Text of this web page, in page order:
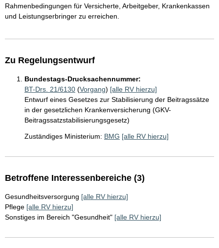
Rahmenbedingungen für Versicherte, Arbeitgeber, Krankenkassen
und Leistungserbringer zu erreichen.
Zu Regelungsentwurf
Bundestags-Drucksachennummer:
BT-Drs. 21/6130 (Vorgang) [alle RV hierzu]
Entwurf eines Gesetzes zur Stabilisierung der Beitragssätze
in der gesetzlichen Krankenversicherung (GKV-
Beitragssatzstabilisierungsgesetz)
Zuständiges Ministerium: BMG [alle RV hierzu]
Betroffene Interessenbereiche (3)
Gesundheitsversorgung [alle RV hierzu]
Pflege [alle RV hierzu]
Sonstiges im Bereich "Gesundheit" [alle RV hierzu]